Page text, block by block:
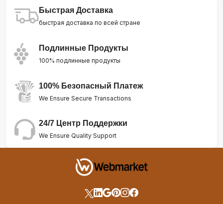
Быстрая Доставка
быстрая доставка по всей стране
Подлинные Продукты
100% подлинные продукты
100% Безопасный Платеж
We Ensure Secure Transactions
24/7 Центр Поддержки
We Ensure Quality Support